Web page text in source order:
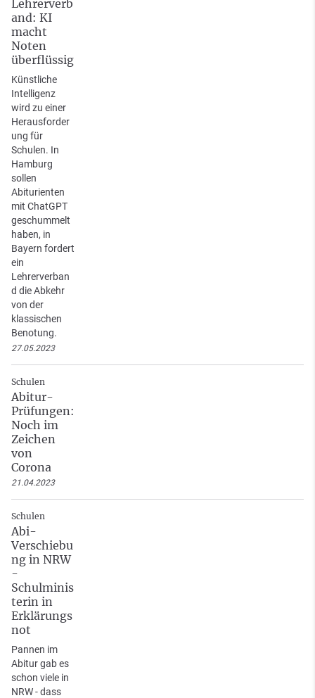
Lehrerverb
and: KI
macht
Noten
überflüssig
Künstliche
Intelligenz
wird zu einer
Herausforder
ung für
Schulen. In
Hamburg
sollen
Abiturienten
mit ChatGPT
geschummelt
haben, in
Bayern fordert
ein
Lehrerverban
d die Abkehr
von der
klassischen
Benotung.
27.05.2023
Schulen
Abitur-
Prüfungen:
Noch im
Zeichen
von
Corona
21.04.2023
Schulen
Abi-
Verschiebu
ng in NRW
-
Schulminis
terin in
Erklärungs
not
Pannen im
Abitur gab es
schon viele in
NRW - dass